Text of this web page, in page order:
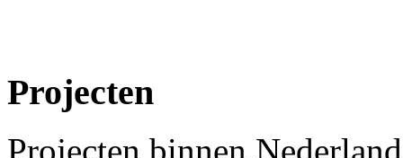
Projecten
Projecten binnen Nederland